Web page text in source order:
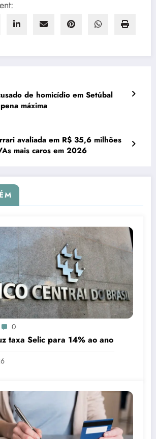
de homicídio em Setúbal
máxima
avaliada em R$ 35,6 milhões
mais caros em 2026
0
taxa Selic para 14% ao ano